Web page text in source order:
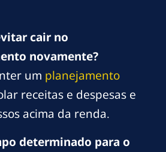
cair no
novamente?
um planejamento
receitas e despesas e
acima da renda.
determinado para o